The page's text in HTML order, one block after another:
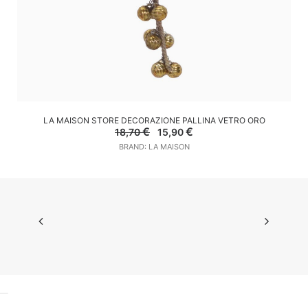
AGGIUNGI AL CARRELLO
LA MAISON STORE DECORAZIONE PALLINA VETRO ORO
18,70€
Il
prezzo
originale
15,90€Il
BRAND: LA MAISON